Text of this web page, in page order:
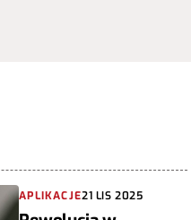
APLIKACJE21 LIS 2025